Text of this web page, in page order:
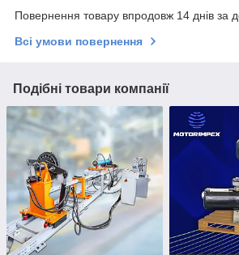
Повернення товару впродовж 14 днів за
Всі умови повернення
Подібні товари компанії